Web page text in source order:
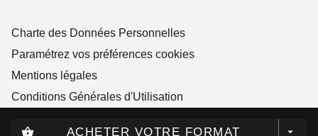
shopping_basket ACHETER VOTRE FORMAT arrow_drop_down
Charte des Données Personnelles
Paramétrez vos préférences cookies
Mentions légales
Conditions Générales d'Utilisation